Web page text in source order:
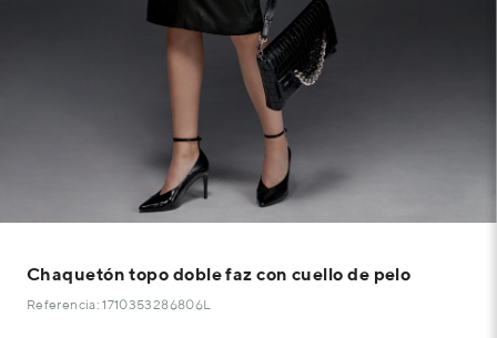
Chaquetón topo doble faz con cuello de pelo
Referencia: 1710353286806L